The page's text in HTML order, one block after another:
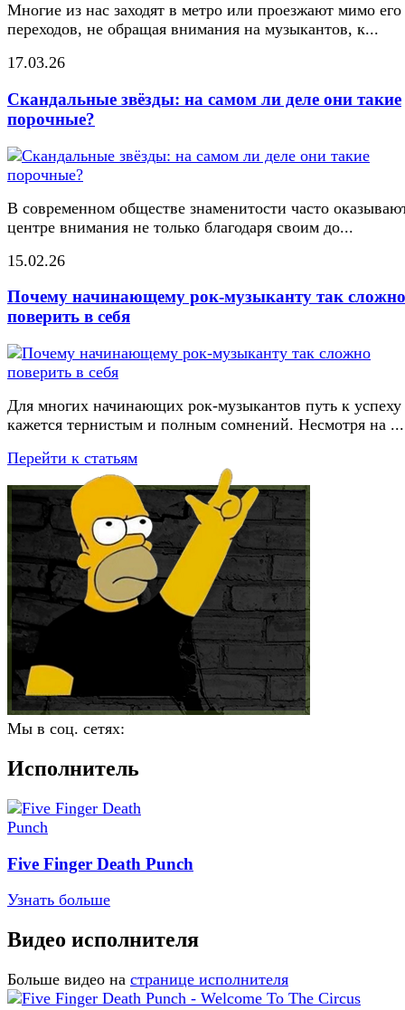
Многие из нас заходят в метро или проезжают мимо его
переходов, не обращая внимания на музыкантов, к...
17.03.26
Скандальные звёзды: на самом ли деле они такие
порочные?
В современном обществе знаменитости часто
центре внимания не только благодаря своим до...
15.02.26
Почему начинающему рок-музыканту так сложно
поверить в себя
Для многих начинающих рок-музыкантов путь к успеху
кажется тернистым и полным сомнений. Несмотря на ...
Перейти к статьям
Мы в соц. сетях:
Исполнитель
Five Finger Death Punch
Узнать больше
Видео исполнителя
Больше видео на странице исполнителя